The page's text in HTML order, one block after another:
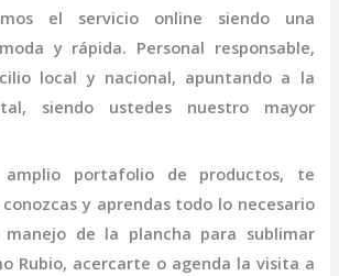
el servicio online siendo una
y rápida. Personal responsable,
local y nacional, apuntando a la
siendo ustedes nuestro mayor
amplio portafolio de productos, te
y aprendas todo lo necesario
de la plancha para sublimar
Rubio, acercarte o agenda la visita a